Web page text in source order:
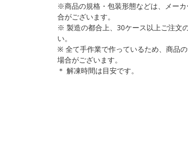
※商品の規格・包装形態などは、メー
合がございます。
※ 製造の都合上、30ケース以上ご注文
い。
※ 全て手作業で作っているため、商品
場合がございます。
＊ 解凍時間は目安です。